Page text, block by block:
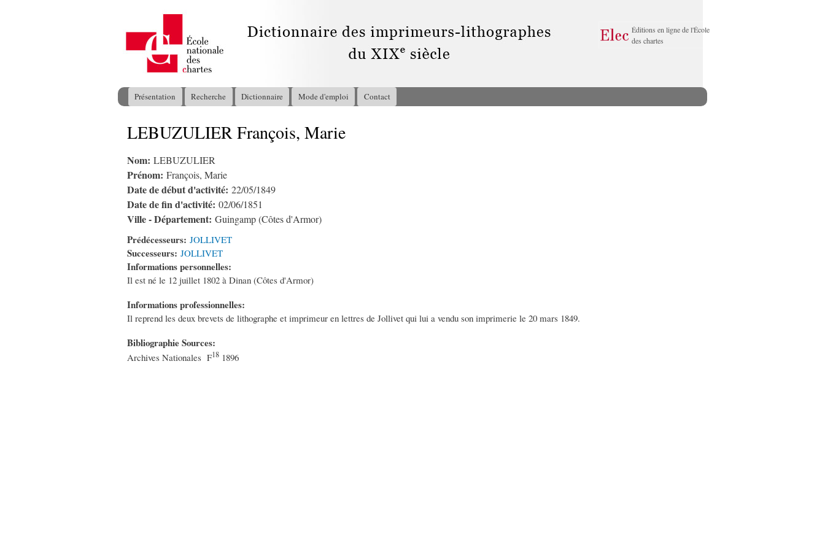
principal
Éditions en ligne de l'École
des chartes
Menu principal
Présentation Recherche Dictionnaire Mode d'emploi Contact
Vous êtes ici
LEBUZULIER François, Marie
Nom: LEBUZULIER
Prénom: François, Marie
Date de début d'activité: 22/05/1849
Date de fin d'activité: 02/06/1851
Ville - Département: Guingamp (Côtes d'Armor)
Prédécesseurs: JOLLIVET
Successeurs: JOLLIVET
Informations personnelles:
Il est né le 12 juillet 1802 à Dinan (Côtes d'Armor)
Informations professionnelles:
Il reprend les deux brevets de lithographe et imprimeur en lettres de Jollivet qui lui a vendu son imprimerie le 20 mars 1849.
Bibliographie Sources:
Archives Nationales F18 1896